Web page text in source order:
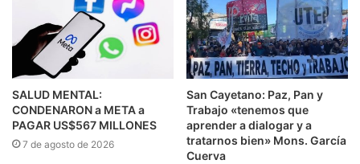
SALUD MENTAL:
CONDENARON a META a
PAGAR US$567 MILLONES
7 de agosto de 2026
San Cayetano: Paz, Pan y
Trabajo «tenemos que
aprender a dialogar y a
tratarnos bien» Mons. García
Cuerva